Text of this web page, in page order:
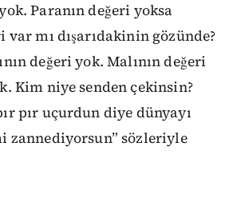
Paranın değeri yoksa
var mı dışarıdakinin gözünde?
değeri yok. Malının değeri
Kim niye senden çekinsin?
pır uçurdun diye dünyayı
zannediyorsun” sözleriyle